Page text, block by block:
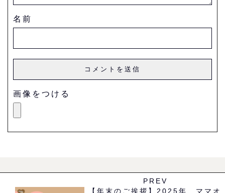
名前
画像をつける
PREV
【年末のご挨拶】2025年、ママオ